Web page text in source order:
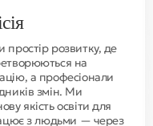
простір розвитку, де
на
а професіонали
змін. Ми
якість освіти для
з людьми — через